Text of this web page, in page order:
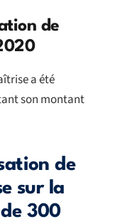
de
a été
son montant
de
sur la
300